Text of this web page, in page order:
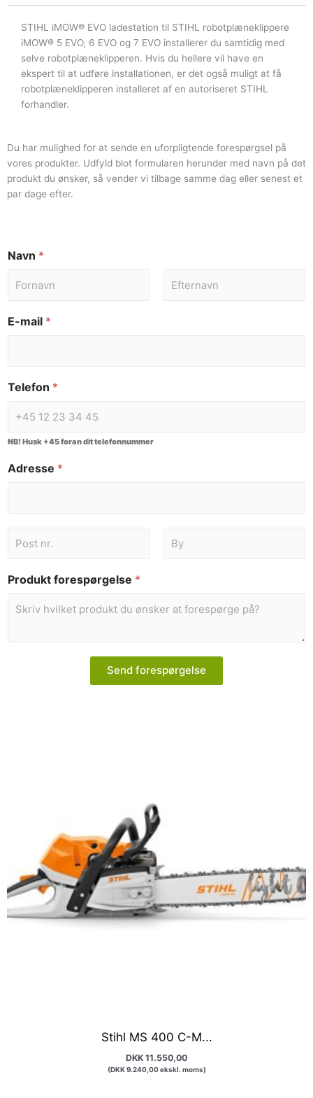
STIHL iMOW® EVO ladestation til STIHL robotplæneklippere
iMOW® 5 EVO, 6 EVO og 7 EVO installerer du samtidig med
selve robotplæneklipperen. Hvis du hellere vil have en
ekspert til at udføre installationen, er det også muligt at få
robotplæneklipperen installeret af en autoriseret STIHL
forhandler.
Du har mulighed for at sende en uforpligtende forespørgsel på
vores produkter. Udfyld blot formularen herunder med navn på det
produkt du ønsker, så vender vi tilbage samme dag eller senest et
par dage efter.
Navn *
E-mail *
Telefon *
NB! Husk +45 foran dit telefonnummer
Adresse *
Produkt forespørgelse *
Send forespørgelse
Stihl MS 400 C-M...
DKK 11.550,00
(DKK9.240,00ekskl. moms)